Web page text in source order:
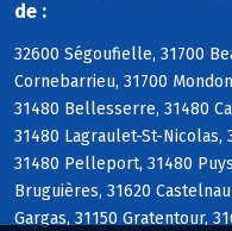
de :
32600 Ségoufielle, 31700
Cornebarrieu, 31700
31480 Bellesserre, 31480
31480 Lagraulet-St-Nicolas,
31480 Pelleport, 31480
Bruguières, 31620
Gargas, 31150 Gratentour,